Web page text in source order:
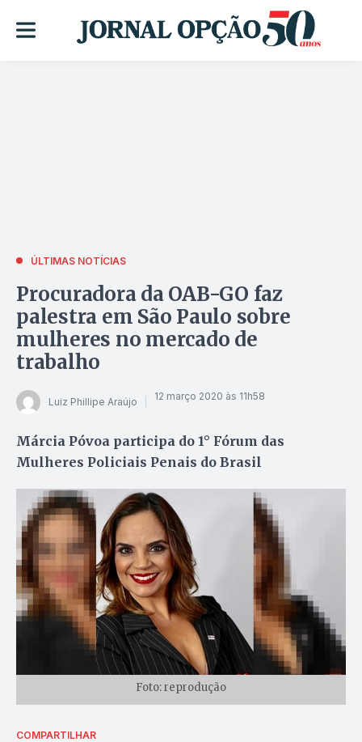
ÚLTIMAS NOTÍCIAS
Procuradora da OAB-GO faz
palestra em São Paulo sobre
mulheres no mercado de
trabalho
Luiz Phillipe Araújo 12 março 2020 às 11h58
Márcia Póvoa participa do 1° Fórum das
Mulheres Policiais Penais do Brasil
Foto: reprodução
COMPARTILHAR